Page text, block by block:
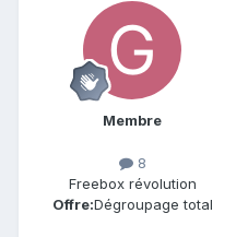
Membre
8
Freebox révolution
Offre:Dégroupage total